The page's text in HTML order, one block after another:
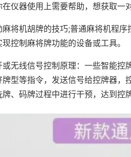
在仪器使用上需要帮助，想获取一
麻将机胡牌的技巧;普通麻将机程
控制麻将牌功能的设备或工具。
或无线信号控制原理：一些智能控
牌型等指令，发送信号给控牌器，
、码牌过程中进行干预，达到控